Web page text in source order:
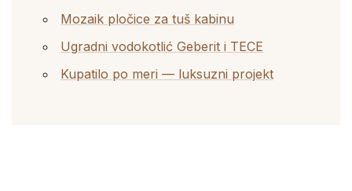
Mozaik pločice za tuš kabinu
Ugradni vodokotlić Geberit i TECE
Kupatilo po meri — luksuzni projekt